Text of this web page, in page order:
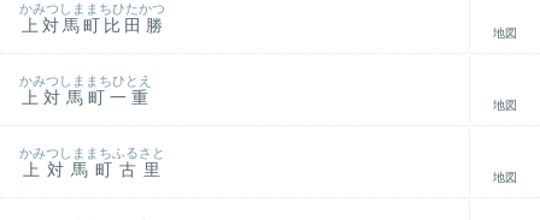
上対馬町比田勝
かみつしままちひたかつ
地図
上対馬町一重
かみつしままちひとえ
地図
上対馬町古里
かみつしままちふるさと
地図